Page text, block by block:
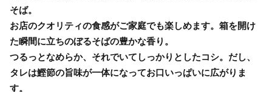
そば。
お店のクオリティの食感がご家庭でも楽しめます。箱を開け
た瞬間に立ちのぼるそばの豊かな香り。
つるっとなめらか、それでいてしっかりとしたコシ。だし、
タレは鰹節の旨味が一体になってお口いっぱいに広がりま
す。